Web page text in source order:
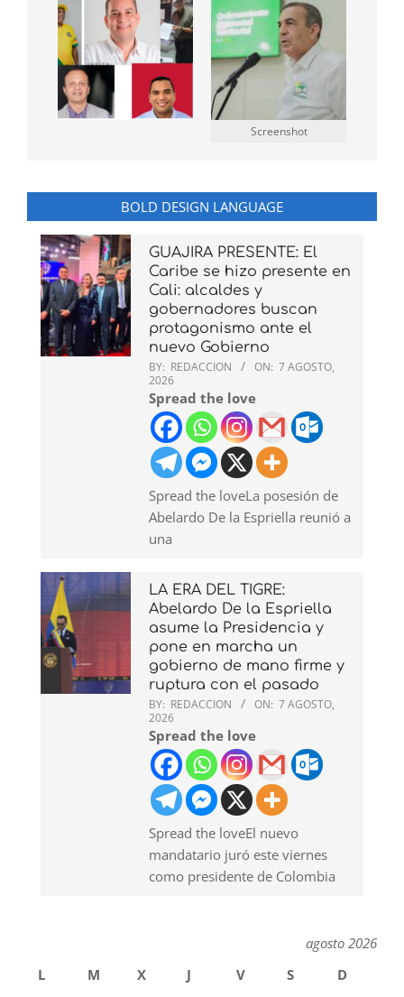
Screenshot
BOLD DESIGN LANGUAGE
GUAJIRA PRESENTE: El
Caribe se hizo presente en
Cali: alcaldes y
gobernadores buscan
protagonismo ante el
nuevo Gobierno
BY: REDACCION ON: 7 AGOSTO,
2026
Spread the love
Spread the loveLa posesión de
Abelardo De la Espriella reunió a
una
LA ERA DEL TIGRE:
Abelardo De la Espriella
asume la Presidencia y
pone en marcha un
gobierno de mano firme y
ruptura con el pasado
BY: REDACCION ON: 7 AGOSTO,
2026
Spread the love
Spread the loveEl nuevo
mandatario juró este viernes
como presidente de Colombia
agosto 2026
L
M X J V S
D